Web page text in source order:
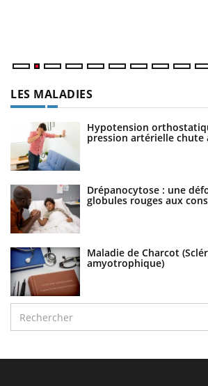
LES MALADIES
Hypotension
pression artérielle chute
Drépanocytose : une
globules rouges aux
Maladie de Charcot
amyotrophique)